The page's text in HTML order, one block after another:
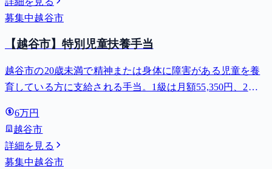
募集中越谷市
【越谷市】特別児童扶養手当
越谷市の20歳未満で精神または身体に障害がある児童を養
育している方に支給される手当。1級は月額55,350円、2級
6万円
越谷市
詳細を見る
募集中越谷市